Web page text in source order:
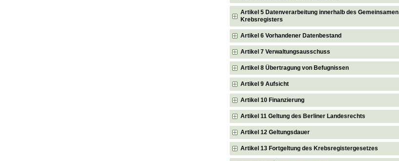
Artikel 5 Datenverarbeitung innerhalb des Gemeinsamen
Krebsregisters
Artikel 6 Vorhandener Datenbestand
Artikel 7 Verwaltungsausschuss
Artikel 8 Übertragung von Befugnissen
Artikel 9 Aufsicht
Artikel 10 Finanzierung
Artikel 11 Geltung des Berliner Landesrechts
Artikel 12 Geltungsdauer
Artikel 13 Fortgeltung des Krebsregistergesetzes